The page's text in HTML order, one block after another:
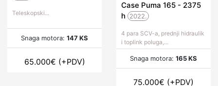
Teleskopski...
Snaga motora: 147 KS
65.000€ (+PDV)
Case Puma 165 - 2375
h
2022.
4 para SCV-a, prednji hidraulik
i toplink poluga,...
Snaga motora: 165 KS
75.000€ (+PDV)